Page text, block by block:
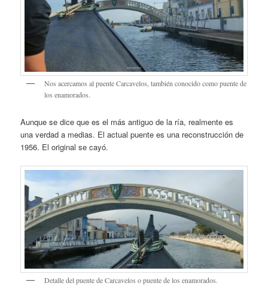
Nos acercamos al puente Carcavelos, también conocido como puente de
los enamorados.
Aunque se dice que es el más antiguo de la ría, realmente es
una verdad a medias. El actual puente es una reconstrucción de
1956. El original se cayó.
Detalle del puente de Carcavelos o puente de los enamorados.